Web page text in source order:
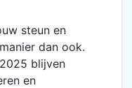
steun en
dan ook.
blijven
en